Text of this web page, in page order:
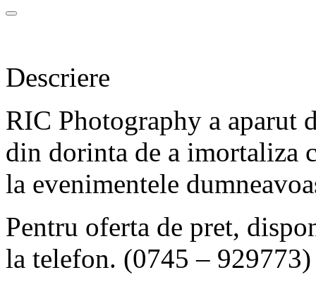
Descriere
RIC Photography a aparut
din dorinta de a imortaliza
la evenimentele
Pentru oferta de pret,
la telefon. (0745 – 929773)